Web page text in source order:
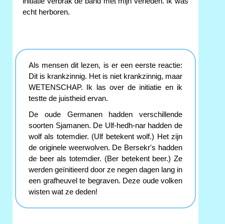
echt herboren.
Als mensen dit lezen, is er een eerste reactie:
Dit is krankzinnig. Het is niet krankzinnig, maar
WETENSCHAP. Ik las over de initiatie en ik
testte de juistheid ervan.
De oude Germanen hadden verschillende
soorten Sjamanen. De Ulf-hedh-nar hadden de
wolf als totemdier. (Ulf betekent wolf.) Het zijn
de originele weerwolven. De Bersekr's hadden
de beer als totemdier. (Ber betekent beer.) Ze
werden geïnitieerd door ze negen dagen lang in
een grafheuvel te begraven. Deze oude volken
wisten wat ze deden!